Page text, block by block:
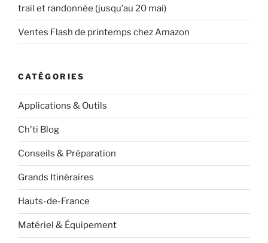
trail et randonnée (jusqu’au 20 mai)
Ventes Flash de printemps chez Amazon
CATÉGORIES
Applications & Outils
Ch'ti Blog
Conseils & Préparation
Grands Itinéraires
Hauts-de-France
Matériel & Équipement